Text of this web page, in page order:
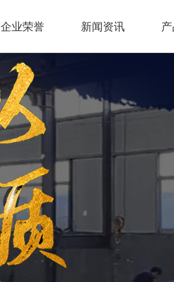
企业荣誉 新闻资讯